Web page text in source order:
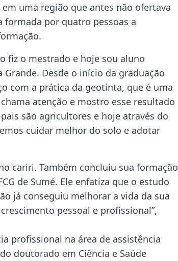
uma região que antes não ofertava
por quatro pessoas a
fiz o mestrado e hoje sou aluno
Desde o início da graduação
com a prática da geotinta, que é uma
atenção e mostro esse resultado
são agricultores e hoje através do
cuidar melhor do solo e adotar
cariri. Também concluiu sua formação
de Sumé. Ele enfatiza que o estudo
já conseguiu melhorar a vida da sua
pessoal e profissional”,
profissional na área de assistência
doutorado em Ciência e Saúde